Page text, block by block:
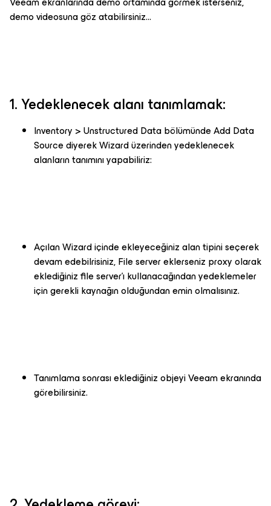
demo videosuna göz atabilirsiniz...
1. Yedeklenecek alanı tanımlamak:
Inventory > Unstructured Data bölümünde Add Data
Source diyerek Wizard üzerinden yedeklenecek
alanların tanımını yapabiliriz:
Açılan Wizard içinde ekleyeceğiniz alan tipini seçerek
devam edebilrisiniz, File server eklerseniz proxy olarak
eklediğiniz file server'ı kullanacağından yedeklemeler
için gerekli kaynağın olduğundan emin olmalısınız.
Tanımlama sonrası eklediğiniz objeyi Veeam ekranında
görebilirsiniz.